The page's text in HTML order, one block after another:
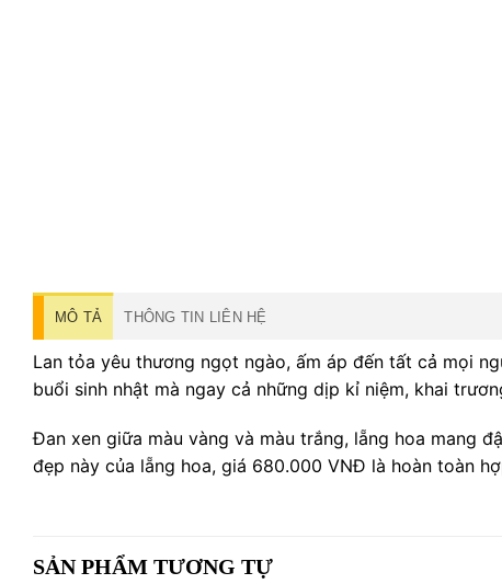
MÔ TẢ THÔNG TIN LIÊN HỆ
Lan tỏa yêu thương ngọt ngào, ấm áp đến tất cả mọi
buổi sinh nhật mà ngay cả những dịp kỉ niệm, khai
Đan xen giữa màu vàng và màu trắng, lẵng hoa mang
đẹp này của lẵng hoa, giá 680.000 VNĐ là hoàn toàn
SẢN PHẨM TƯƠNG TỰ